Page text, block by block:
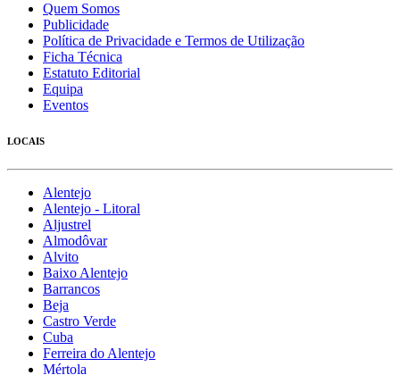
Quem Somos
Publicidade
Política de Privacidade e Termos de Utilização
Ficha Técnica
Estatuto Editorial
Equipa
Eventos
LOCAIS
Alentejo
Alentejo - Litoral
Aljustrel
Almodôvar
Alvito
Baixo Alentejo
Barrancos
Beja
Castro Verde
Cuba
Ferreira do Alentejo
Mértola